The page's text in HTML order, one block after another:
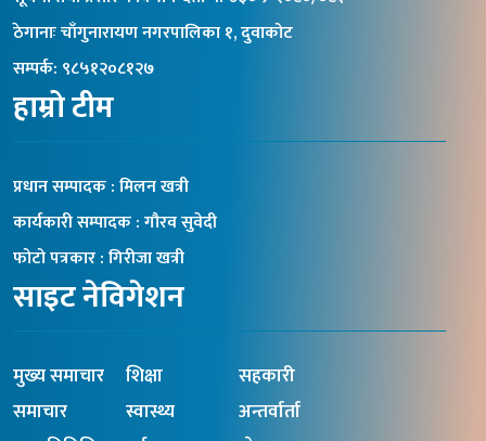
ठेगानाः चाँगुनारायण नगरपालिका १, दुवाकोट
सम्पर्क: ९८५१२०८१२७
हाम्रो टीम
प्रधान सम्पादक : मिलन खत्री
कार्यकारी सम्पादक : गौरव सुवेदी
फोटो पत्रकार : गिरीजा खत्री
साइट नेविगेशन
मुख्य समाचार
समाचार
शिक्षा
स्वास्थ्य
सहकारी
अन्तर्वार्ता